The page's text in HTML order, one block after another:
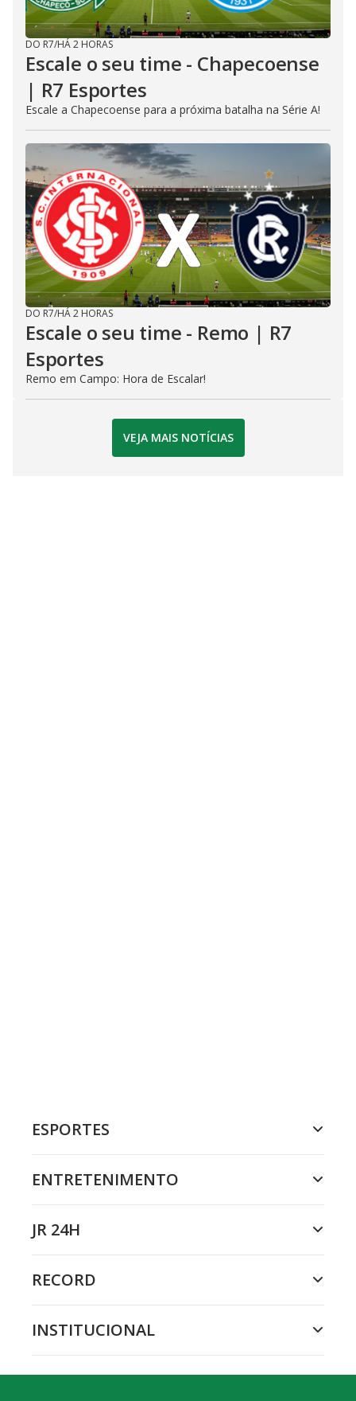
DO R7/HÁ 2 HORAS
Escale o seu time - Chapecoense
| R7 Esportes
Escale a Chapecoense para a próxima batalha na Série A!
DO R7/HÁ 2 HORAS
Escale o seu time - Remo | R7
Esportes
Remo em Campo: Hora de Escalar!
VEJA MAIS NOTÍCIAS
ESPORTES
ENTRETENIMENTO
JR 24H
RECORD
INSTITUCIONAL